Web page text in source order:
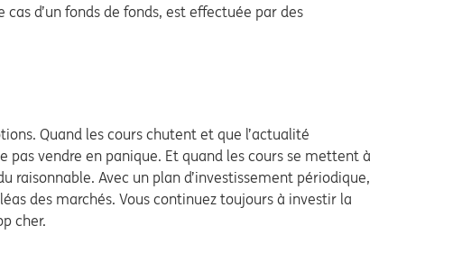
d’un fonds de fonds, est effectuée par des
Quand les cours chutent et que l’actualité
vendre en panique. Et quand les cours se mettent à
raisonnable. Avec un plan d’investissement périodique,
des marchés. Vous continuez toujours à investir la
cher.